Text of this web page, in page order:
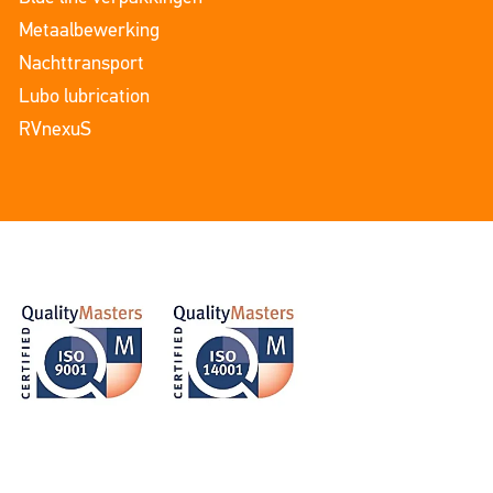
Metaalbewerking
Nachttransport
Lubo lubrication
RVnexuS